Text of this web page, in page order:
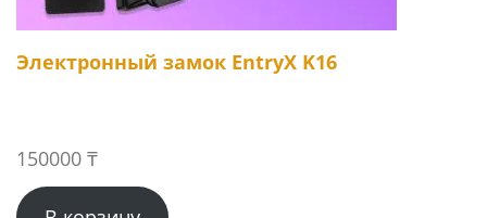
Электронный замок EntryX K16
150000 ₸